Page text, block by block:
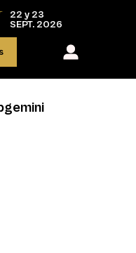
22 y 23
SEPT. 2026